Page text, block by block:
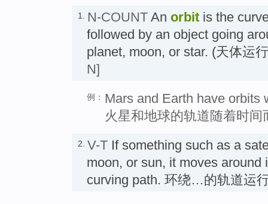
1. N-COUNT An orbit is the
followed by an object going
planet, moon, or star. (天体运
N]
例： Mars and Earth have orbits
火星和地球的轨道随着时间
2. V-T If something such as a
moon, or sun, it moves around
curving path. 环绕…的轨道运